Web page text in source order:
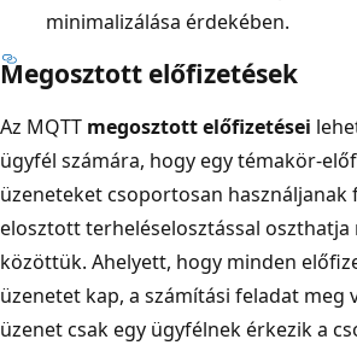
minimalizálása érdekében.
Megosztott előfizetések
Az MQTT megosztott előfizetései
ügyfél számára, hogy egy témakör-
üzeneteket csoportosan használjanak
elosztott terheléselosztással oszthatja
közöttük. Ahelyett, hogy minden
üzenetet kap, a számítási feladat meg
üzenet csak egy ügyfélnek érkezik a